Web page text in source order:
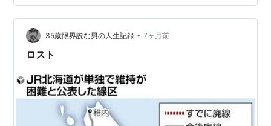
内閣の「郵政改革」の本当の目的については諸説ある。
・田中角栄元総理が作った、権力基盤としての郵便局ネ
ットワークを壊す ・金融自由化の妨げになっている「国
立銀行」としての郵便貯金等を正常化する し…
35歳限界説な男の人生記録 • 7ヶ月前
ロスト